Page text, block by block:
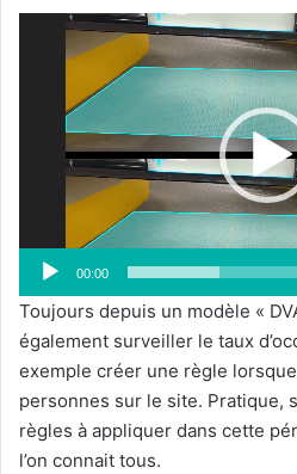
Lecteur
00:00
Toujours depuis un modèle «
également surveiller le taux
exemple créer une règle
personnes sur le site. Pratique,
règles à appliquer dans cette
l’on connait tous.